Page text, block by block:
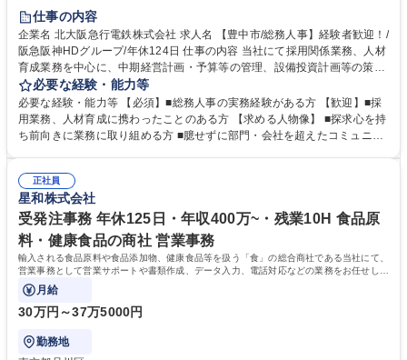
退職金あり
土日祝休み
服装自由 昼食補助あり 食事補助あり
仕事の内容
企業名 北大阪急行電鉄株式会社 求人名 【豊中市/総務人事】経験者歓迎！/
阪急阪神HDグループ/年休124日 仕事の内容 当社にて採用関係業務、人材
育成業務を中心に、中期経営計画・予算等の管理、設備投資計画等の策
定、さらに社内の重要会議の運営等、経営の根幹となる幅広い総務人事業
務全般を担当していただきます。 【主な業務内容】 ■採用関係業務および
人材育成(社員研修)業務の推進 ■中期経営計画および予算等の管理 ■設備
投資計画等の策定 ■社内の重要会議の運営 ■その他総務人事業務全般 【入
務人事】経験者歓迎！/阪急阪神HDグループ/年休124日
必要な経験・能力等
必要な経験・能力等 【必須】■総務人事の実務経験がある方 【歓迎】■採
用業務、人材育成に携わったことのある方 【求める人物像】 ■探求心を持
ち前向きに業務に取り組める方 ■臆せずに部門・会社を超えたコミュニケ
囲のメンバーと協調しつつ主体性を持って能動的に業務を推進できる方 学
歴・資格 学歴：大学院 大学 高専 短大 専修学校 高校 語学力： 資格：
正社員
星和株式会社
受発注事務 年休125日・年収400万~・残業10H 食品原
料・健康食品の商社 営業事務
輸入される食品原料や食品添加物、健康食品等を扱う「食」の総合商社である当社にて、
営業事務として営業サポートや書類作成、データ入力、電話対応などの業務をお任せしま
す。
月給
30万円～37万5000円
勤務地